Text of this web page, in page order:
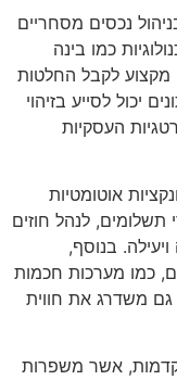
נכסים מסחריים
כמו בינה
מקצוע לקבל החלטות
יכול לסייע בזיהוי
העסקיות
אוטומטיות
תשלומים, לנהל חוזים
בנוסף,
כמו מערכות חכמות
גם משדרג את חווית
אשר משפרות